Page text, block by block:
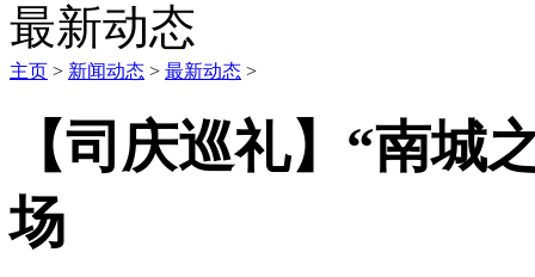
最新动态
主页 > 新闻动态 > 最新动态 >
【司庆巡礼】“南城
场